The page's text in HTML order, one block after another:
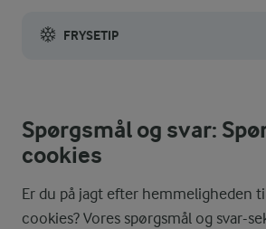
FRYSETIP
Spørgsmål og svar:
cookies
Er du på jagt efter hemmeligheden
cookies? Vores spørgsmål og svar-